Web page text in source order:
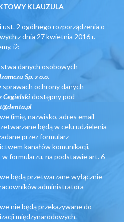
KLAUZULA
2 ogólnego rozporządzenia o
z dnia 27 kwietnia 2016 r.
iż:
danych osobowych
Sp. z o.o.
ochrony danych
Cegielskidostępny pod
(imię, nazwisko, adres email
będą w celu udzielenia
przez formularz
kanałów komunikacji,
formularzu, na podstawie art. 6
będą przetwarzane wyłącznie
administratora
nie będą przekazywane do
międzynarodowych.